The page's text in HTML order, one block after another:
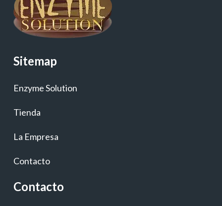
Sitemap
Enzyme Solution
Tienda
La Empresa
Contacto
Contacto